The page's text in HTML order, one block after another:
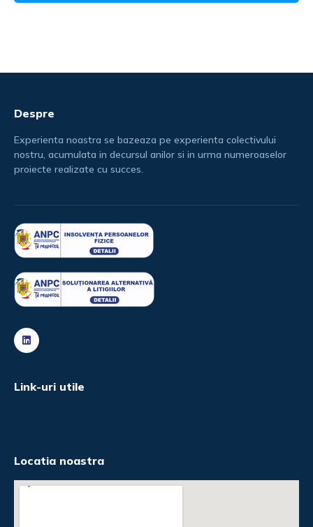
Despre
Experienta noastra se bazeaza pe experienta colectivului
nostru, acumulata in decursul anilor si in urma numeroaselor
proiecte realizate cu succes.
Link-uri utile
Locatia noastra